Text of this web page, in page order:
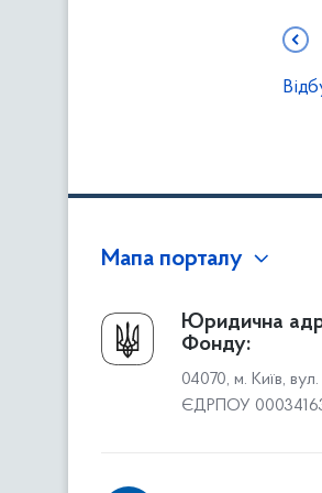
Мапа порталу
Про Фонд
Керівництво
Структура Фонду
Територіальні відділення
Юридична
Фонду:
04070, м. Київ,
ЄДРПОУ